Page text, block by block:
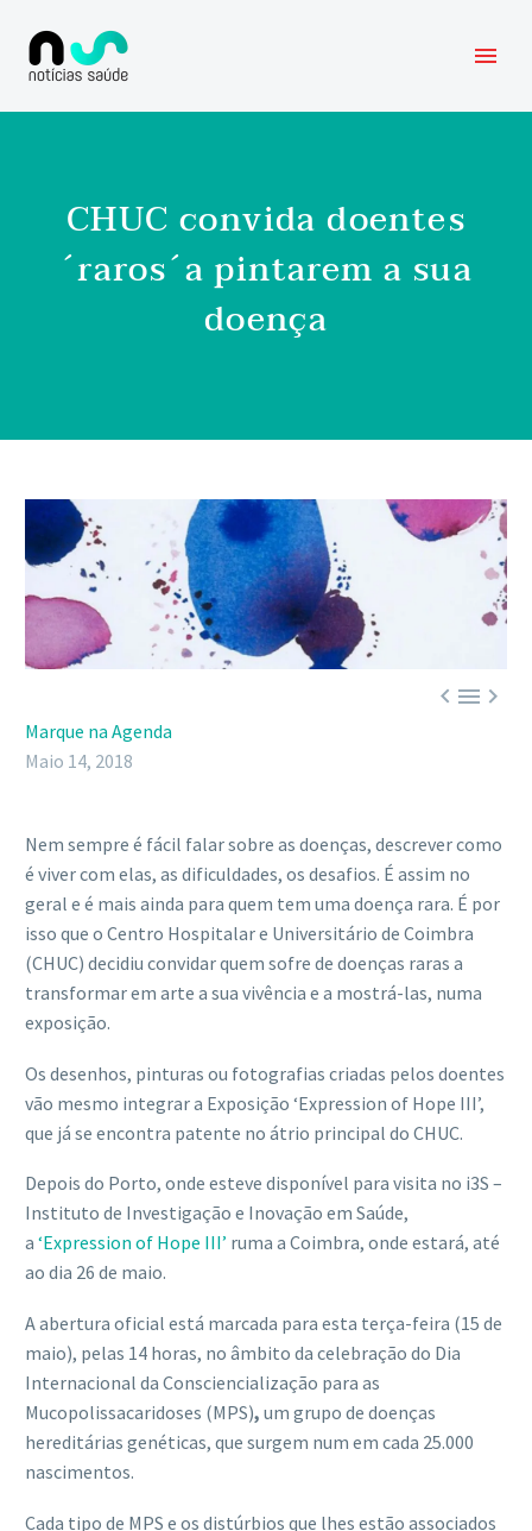
CHUC convida doentes
´raros´a pintarem a sua
doença

Marque na Agenda
Maio 14, 2018
Nem sempre é fácil falar sobre as doenças, descrever como
é viver com elas, as dificuldades, os desafios. É assim no
geral e é mais ainda para quem tem uma doença rara. É por
isso que o Centro Hospitalar e Universitário de Coimbra
(CHUC) decidiu convidar quem sofre de doenças raras a
transformar em arte a sua vivência e a mostrá-las, numa
exposição.
Os desenhos, pinturas ou fotografias criadas pelos doentes
vão mesmo integrar a Exposição ‘Expression of Hope III’,
que já se encontra patente no átrio principal do CHUC.
Depois do Porto, onde esteve disponível para visita no i3S –
Instituto de Investigação e Inovação em Saúde,
a ‘Expression of Hope III’ ruma a Coimbra, onde estará, até
ao dia 26 de maio.
A abertura oficial está marcada para esta terça-feira (15 de
maio), pelas 14 horas, no âmbito da celebração do Dia
Internacional da Consciencialização para as
Mucopolissacaridoses (MPS), um grupo de doenças
hereditárias genéticas, que surgem num em cada 25.000
nascimentos.
Cada tipo de MPS e os distúrbios que lhes estão associados